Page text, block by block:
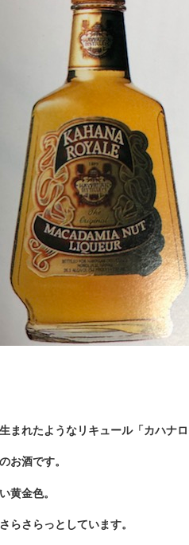
まれたようなリキュール「カハナロ
お酒です。
黄金色。
らさらっとしています。